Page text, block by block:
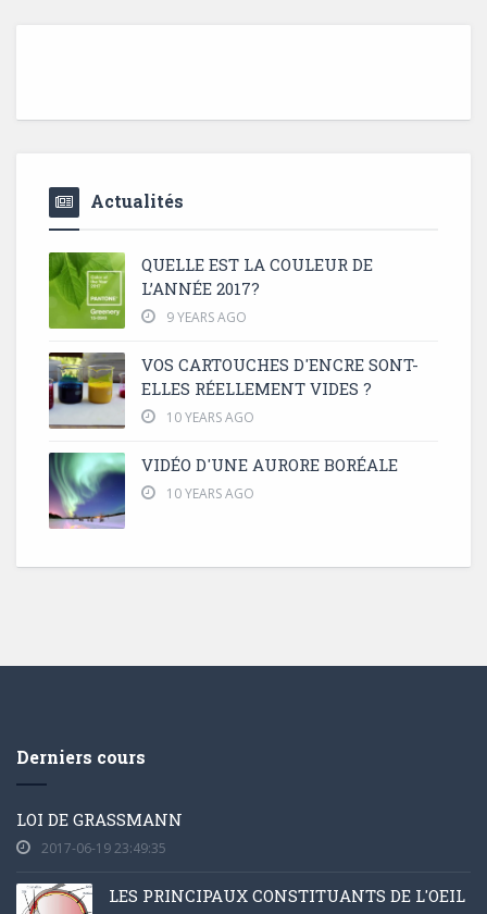
Actualités
QUELLE EST LA COULEUR DE
L’ANNÉE 2017?
9 YEARS AGO
VOS CARTOUCHES D'ENCRE SONT-
ELLES RÉELLEMENT VIDES ?
10 YEARS AGO
VIDÉO D'UNE AURORE BORÉALE
10 YEARS AGO
Derniers cours
LOI DE GRASSMANN
2017-06-19 23:49:35
LES PRINCIPAUX CONSTITUANTS DE L'OEIL